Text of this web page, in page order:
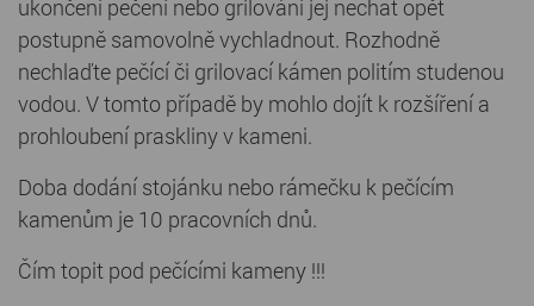
ukončení pečení nebo grilování jej nechat opět
postupně samovolně vychladnout. Rozhodně
nechlaďte pečící či grilovací kámen politím studenou
vodou. V tomto případě by mohlo dojít k rozšíření a
prohloubení praskliny v kameni.
Doba dodání stojánku nebo rámečku k pečícím
kamenům je 10 pracovních dnů.
Čím topit pod pečícími kameny !!!